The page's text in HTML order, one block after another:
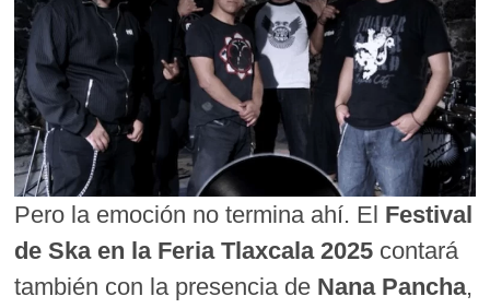
Pero la emoción no termina ahí. El Festival
de Ska en la Feria Tlaxcala 2025 contará
también con la presencia de Nana Pancha,